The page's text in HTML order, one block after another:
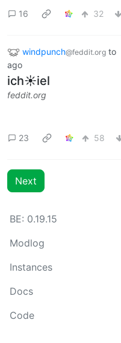
16
32
windpunch@feddit.org to
ago
ich☀️iel
feddit.org
23 58
Next
BE: 0.19.15
Modlog
Instances
Docs
Code